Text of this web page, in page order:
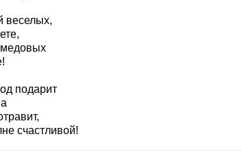
веселых,
медовых
подарит
счастливой!